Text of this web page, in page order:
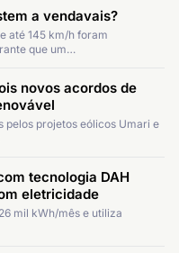
a vendavais?
até 145 km/h foram
que um…
novos acordos de
pelos projetos eólicos Umari e
tecnologia DAH
eletricidade
mil kWh/mês e utiliza